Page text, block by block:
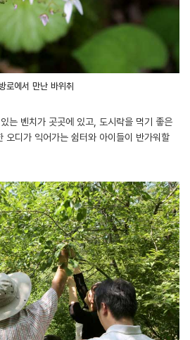
로에서 만난 바위취
는 벤치가 곳곳에 있고, 도시락을 먹기 좋은
오디가 익어가는 쉼터와 아이들이 반가워할